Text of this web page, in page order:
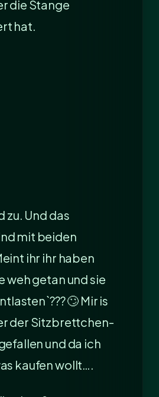
die Stange
hat.
zu. Und das
mit beiden
ihr ihr haben
weh getan und sie
🙄 Mir is
der Sitzbrettchen-
und da ich
kaufen wollt….